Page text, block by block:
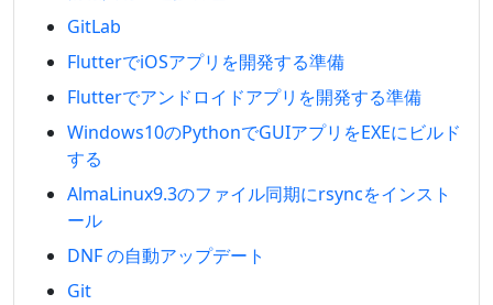
GitLab
FlutterでiOSアプリを開発する準備
Flutterでアンドロイドアプリを開発する準備
Windows10のPythonでGUIアプリをEXEにビルド
する
AlmaLinux9.3のファイル同期にrsyncをインスト
ール
DNF の自動アップデート
Git